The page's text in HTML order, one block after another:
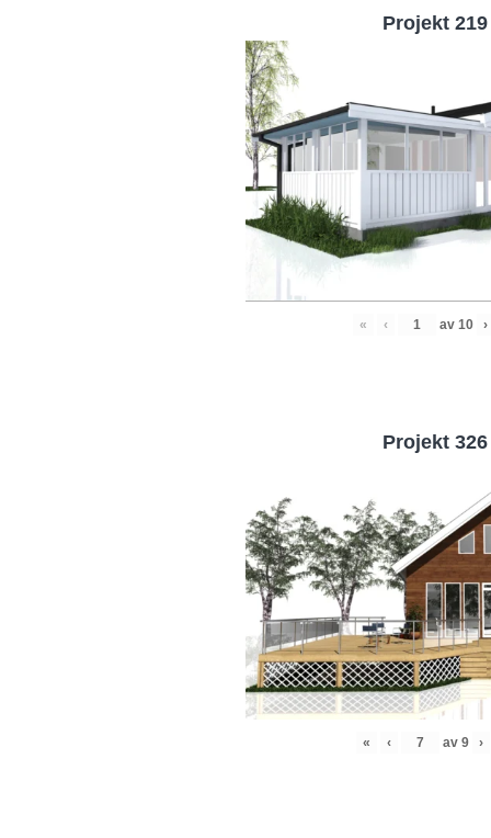
Projekt 219
« ‹ av 10 ›
Projekt 326
« ‹ av 9 ›